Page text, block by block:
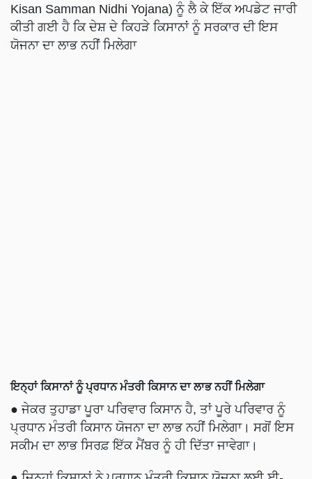
Kisan Samman Nidhi Yojana) ਨੂੰ ਲੈ ਕੇ ਇੱਕ ਅਪਡੇਟ ਜਾਰੀ
ਕੀਤੀ ਗਈ ਹੈ ਕਿ ਦੇਸ਼ ਦੇ ਕਿਹੜੇ ਕਿਸਾਨਾਂ ਨੂੰ ਸਰਕਾਰ ਦੀ ਇਸ
ਯੋਜਨਾ ਦਾ ਲਾਭ ਨਹੀਂ ਮਿਲੇਗਾ
ਇਨ੍ਹਾਂ ਕਿਸਾਨਾਂ ਨੂੰ ਪ੍ਰਧਾਨ ਮੰਤਰੀ ਕਿਸਾਨ ਦਾ ਲਾਭ ਨਹੀਂ ਮਿਲੇਗਾ
● ਜੇਕਰ ਤੁਹਾਡਾ ਪੂਰਾ ਪਰਿਵਾਰ ਕਿਸਾਨ ਹੈ, ਤਾਂ ਪੂਰੇ ਪਰਿਵਾਰ ਨੂੰ
ਪ੍ਰਧਾਨ ਮੰਤਰੀ ਕਿਸਾਨ ਯੋਜਨਾ ਦਾ ਲਾਭ ਨਹੀਂ ਮਿਲੇਗਾ। ਸਗੋਂ ਇਸ
ਸਕੀਮ ਦਾ ਲਾਭ ਸਿਰਫ਼ ਇੱਕ ਮੈਂਬਰ ਨੂੰ ਹੀ ਦਿੱਤਾ ਜਾਵੇਗਾ।